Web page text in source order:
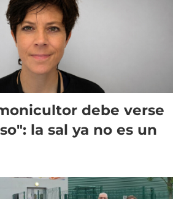
debe verse
la sal ya no es un